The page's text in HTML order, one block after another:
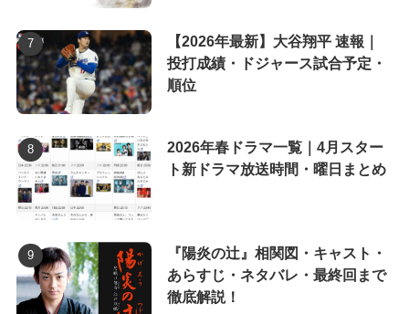
【2026年最新】大谷翔平 速報｜
投打成績・ドジャース試合予定・
順位
2026年春ドラマ一覧｜4月スター
ト新ドラマ放送時間・曜日まとめ
『陽炎の辻』相関図・キャスト・
あらすじ・ネタバレ・最終回まで
徹底解説！